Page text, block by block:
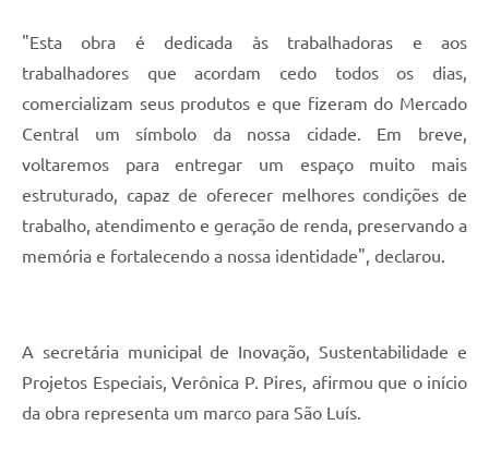
"Esta obra é dedicada às trabalhadoras e aos
trabalhadores que acordam cedo todos os dias,
comercializam seus produtos e que fizeram do Mercado
Central um símbolo da nossa cidade. Em breve,
voltaremos para entregar um espaço muito mais
estruturado, capaz de oferecer melhores condições de
trabalho, atendimento e geração de renda, preservando a
memória e fortalecendo a nossa identidade", declarou.
A secretária municipal de Inovação, Sustentabilidade e
Projetos Especiais, Verônica P. Pires, afirmou que o início
da obra representa um marco para São Luís.